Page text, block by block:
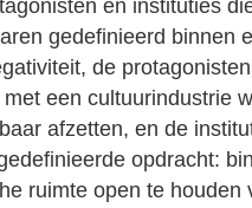
en instituties
gedefinieerd binnen
de
een cultuurindustrie
afzetten, en de
opdracht:
ruimte open te houden